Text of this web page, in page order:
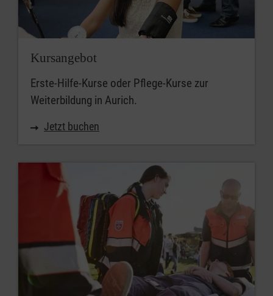
Kursangebot
Erste-Hilfe-Kurse oder Pflege-Kurse zur
Weiterbildung in Aurich.
Jetzt buchen